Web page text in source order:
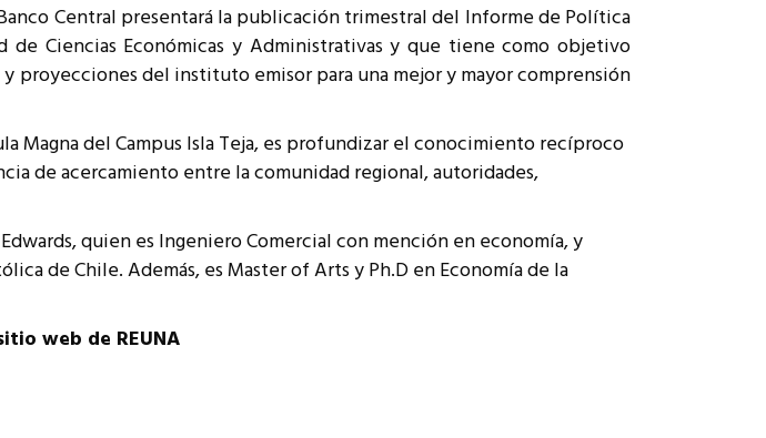
Central presentará la publicación trimestral del Informe de Política
Ciencias Económicas y Administrativas y que tiene como objetivo
del instituto emisor para una mejor y mayor comprensión
Magna del Campus Isla Teja, es profundizar el conocimiento recíproco
de acercamiento entre la comunidad regional, autoridades,
quien es Ingeniero Comercial con mención en economía, y
de Chile. Además, es Master of Arts y Ph.D en Economía de la
web de REUNA